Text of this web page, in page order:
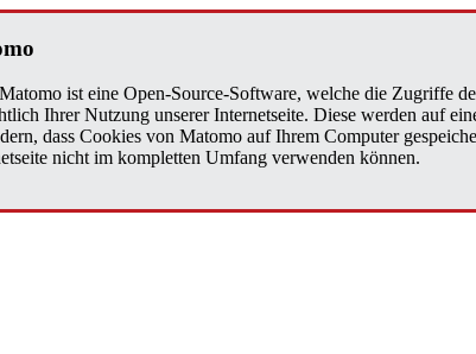
ist eine Open-Source-Software, welche die Zugriffe
Ihrer Nutzung unserer Internetseite. Diese werden auf
dass Cookies von Matomo auf Ihrem Computer
nicht im kompletten Umfang verwenden können.